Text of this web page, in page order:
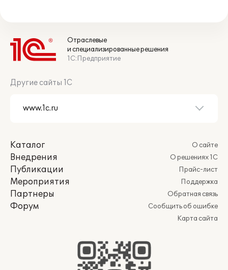
Отраслевые
и специализированные решения
1С:Предприятие
Другие сайты 1С
Каталог
Внедрения
Публикации
Мероприятия
Партнеры
Форум
О сайте
О решениях 1С
Прайс-лист
Поддержка
Обратная связь
Сообщить об ошибке
Карта сайта